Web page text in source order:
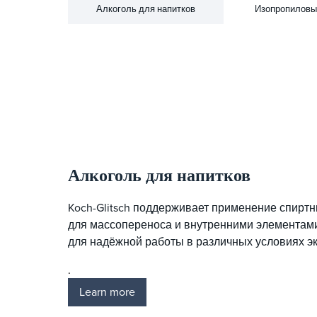
Алкоголь для напитков
Алкоголь для напитков
Koch-Glitsch поддерживает применение
для массопереноса и внутренними
для надёжной работы в различных условиях
.
Learn more